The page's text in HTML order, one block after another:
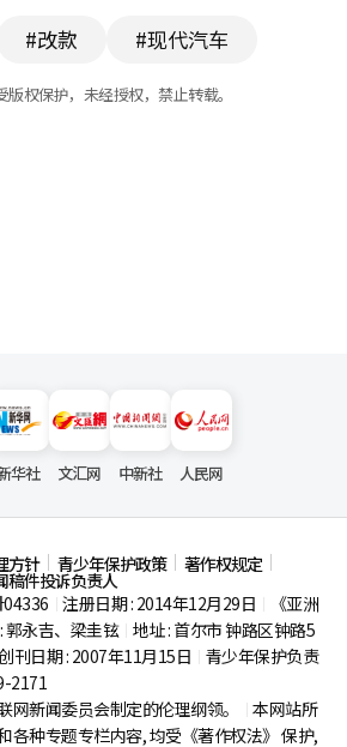
#改款 #现代汽车
版权保护，未经授权，禁止转载。
华社 文汇网 中新社 人民网
方针 青少年保护政策 著作权规定
稿件投诉负责人
04336 注册日期 : 2014年12月29日
《亚洲
郭永吉、梁圭铉 地址 : 首尔市钟路区钟路5
刊日期 : 2007年11月15日
青少年保护负责
2171
网新闻委员会制定的伦理纲领。
本网站所
各种专题专栏内容, 均受《著作权法》 保护,